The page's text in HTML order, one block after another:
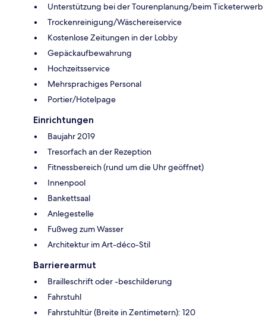
Unterstützung bei der Tourenplanung/beim Ticketerwerb
Trockenreinigung/Wäschereiservice
Kostenlose Zeitungen in der Lobby
Gepäckaufbewahrung
Hochzeitsservice
Mehrsprachiges Personal
Portier/Hotelpage
Einrichtungen
Baujahr 2019
Tresorfach an der Rezeption
Fitnessbereich (rund um die Uhr geöffnet)
Innenpool
Bankettsaal
Anlegestelle
Fußweg zum Wasser
Architektur im Art-déco-Stil
Barrierearmut
Brailleschrift oder -beschilderung
Fahrstuhl
Fahrstuhltür (Breite in Zentimetern): 120